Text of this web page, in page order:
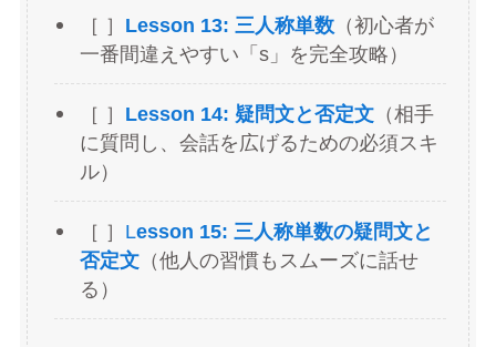
［ ］ Lesson 13: 三人称単数（初心者が
一番間違えやすい「s」を完全攻略）
［ ］ Lesson 14: 疑問文と否定文（相手
に質問し、会話を広げるための必須スキ
ル）
［ ］ Lesson 15: 三人称単数の疑問文と
否定文（他人の習慣もスムーズに話せ
る）